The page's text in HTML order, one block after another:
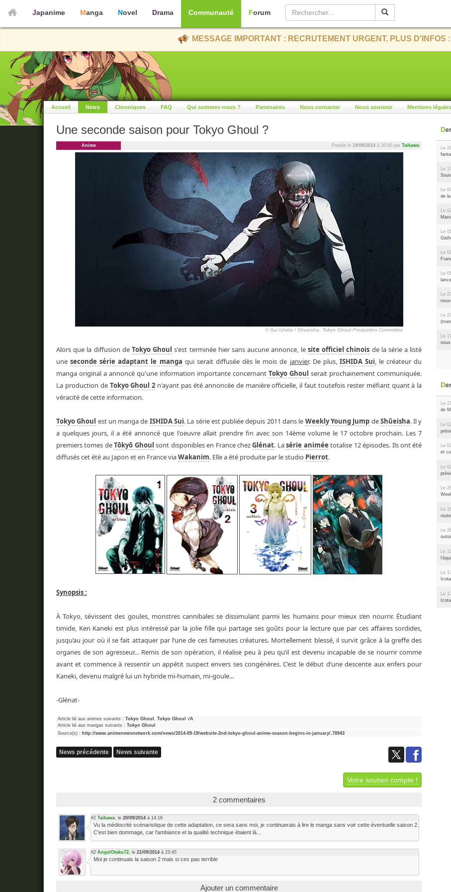
Japanime Manga Novel Drama Communauté Forum
MESSAGE IMPORTANT : RECRUTEMENT URGENT. PLUS D'INFOS :
Accueil News Chroniques FAQ Qui sommes-nous ? Partenaires Nous contacter Nous soutenir Mentions légales
Une seconde saison pour Tokyo Ghoul ?
Anime Postée le19/09/2014 à 20:00 parTaikawa
© Sui Ishida / Shueisha, Tokyo Ghoul Production Committee
Alors que la diffusion deTokyo Ghoul s'est terminée hier sans aucune annonce, le site officiel chinois de la série a listé
uneseconde série adaptant le manga qui serait diffusée dès le mois de janvier. De plus, ISHIDA Sui, le créateur du
manga original a annoncé qu'une information importante concernantTokyo Ghoul serait prochainement communiquée.
La production de Tokyo Ghoul 2 n'ayant pas été annoncée de manière officielle, il faut toutefois rester méfiant quant à la
véracité de cette information.
Tokyo Ghoul est un manga de ISHIDA Sui. La série est publiée depuis 2011 dans le Weekly Young Jump deShūeisha. Il y
a quelques jours, il a été annoncé que l'oeuvre allait prendre fin avec son 14ème volume le 17 octobre prochain. Les 7
premiers tomes deTōkyō Ghoul sont disponibles en France chezGlénat. Lasérie animée totalise 12 épisodes. Ils ont été
diffusés cet été au Japon et en France viaWakanim. Elle a été produite par le studio Pierrot.
Synopsis :
À Tokyo, sévissent des goules, monstres cannibales se dissimulant parmi les humains pour mieux s’en nourrir. Étudiant
timide, Ken Kaneki est plus intéressé par la jolie fille qui partage ses goûts pour la lecture que par ces affaires sordides,
jusqu’au jour où il se fait attaquer par l’une de ces fameuses créatures. Mortellement blessé, il survit grâce à la greffe des
organes de son agresseur… Remis de son opération, il réalise peu à peu qu’il est devenu incapable de se nourrir comme
avant et commence à ressentir un appétit suspect envers ses congénères. C’est le début d’une descente aux enfers pour
Kaneki, devenu malgré lui un hybride mi-humain, mi-goule...
-Glénat-
Article lié aux animes suivants : Tokyo Ghoul
Tokyo Ghoul √A
Article lié aux mangas suivants : Tokyo Ghoul
Source(s) : http://www.animenewsnetwork.com/news/2014-09-19/website-2nd-tokyo-ghoul-anime-season-begins-in-january/.78943
News précédente News suivante
Votre soutien compte !
2 commentaires
#1 Taikawa , le 20/09/2014 à 14:16
Vu la médiocrité scénaristique de cette adaptation, ce sera sans moi, je continuerais à lire le manga sans voir cette éventuelle saison 2.
C'est bien dommage, car l'ambiance et la qualité technique étaient là...
#2 AngelOtaku72 , le 21/09/2014 à 23:45
Moi je continuais la saison 2 mais si ces pas terrible
Ajouter un commentaire
Le
Le
Le
de
Le
Le
Le
Le
Le
Le
Le
Le
de
Le
Le
et
Le
Le
Le
Le
Le
Le
Le